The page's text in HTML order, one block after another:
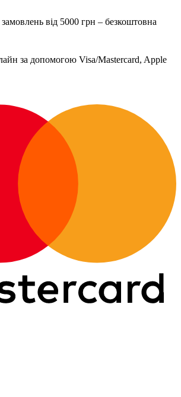
від 5000 грн – безкоштовна
за допомогою Visa/Mastercard, Apple